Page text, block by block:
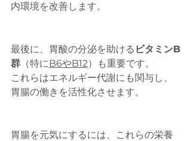
内環境を改善します。
最後に、胃酸の分泌を助ける ビタミンB
群 （特にB6やB12）も重要です。
これらはエネルギー代謝にも関与し、
胃腸の働きを活性化させます。
胃腸を元気にするには、これらの栄養